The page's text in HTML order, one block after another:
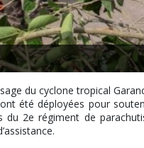
du cyclone tropical
ont été déployées pour
du 2e régiment de